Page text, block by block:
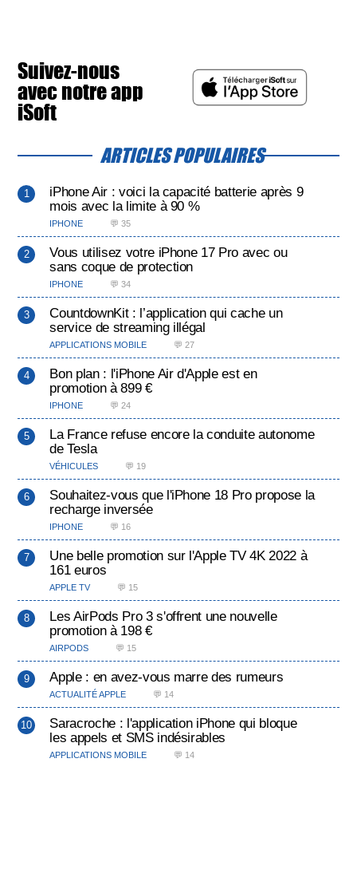
Suivez-nous
avec notre app
iSoft
ARTICLES POPULAIRES
iPhone Air : voici la capacité batterie après 9
mois avec la limite à 90 %
IPHONE 💬 35
Vous utilisez votre iPhone 17 Pro avec ou
sans coque de protection
IPHONE 💬 34
CountdownKit : l’application qui cache un
service de streaming illégal
APPLICATIONS MOBILE 💬 27
Bon plan : l'iPhone Air d'Apple est en
promotion à 899 €
IPHONE 💬 24
La France refuse encore la conduite autonome
de Tesla
VÉHICULES 💬 19
Souhaitez-vous que l'iPhone 18 Pro propose la
recharge inversée
IPHONE 💬 16
Une belle promotion sur l'Apple TV 4K 2022 à
161 euros
APPLE TV 💬 15
Les AirPods Pro 3 s'offrent une nouvelle
promotion à 198 €
AIRPODS 💬 15
Apple : en avez-vous marre des rumeurs
ACTUALITÉ APPLE 💬 14
Saracroche : l'application iPhone qui bloque
les appels et SMS indésirables
APPLICATIONS MOBILE 💬 14